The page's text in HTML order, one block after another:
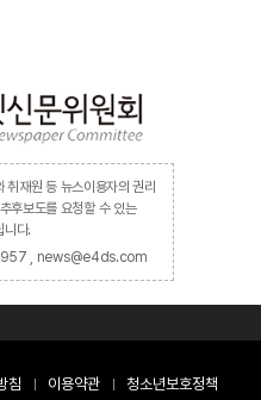
취재원 등 뉴스이용자의 권리
후보도를 요청할 수 있는
니다.
, news@e4ds.com
침 이용약관
청소년보호정책